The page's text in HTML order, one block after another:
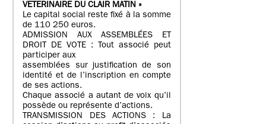
VETERINAIRE DU CLAIR MATIN »
Le capital social reste fixé à la somme
de 110 250 euros.
ADMISSION AUX ASSEMBLÉES ET
DROIT DE VOTE : Tout associé peut
participer aux
assemblées sur justification de son
identité et de l’inscription en compte
de ses actions.
Chaque associé a autant de voix qu’il
possède ou représente d’actions.
TRANSMISSION DES ACTIONS : La